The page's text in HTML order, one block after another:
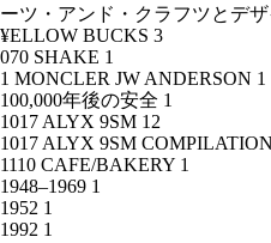
ーツ・アンド・クラフツとデ
¥ELLOW BUCKS 3
070 SHAKE 1
1 MONCLER JW ANDERSON 1
100,000年後の安全 1
1017 ALYX 9SM 12
1017 ALYX 9SM
1110 CAFE/BAKERY 1
1948–1969 1
1952 1
1992 1